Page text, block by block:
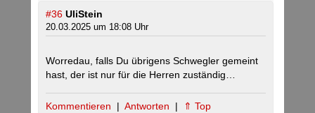
#36 UliStein
20.03.2025 um 18:08 Uhr
Worredau, falls Du übrigens Schwegler gemeint
hast, der ist nur für die Herren zuständig…
Kommentieren | Antworten | ⇑ Top